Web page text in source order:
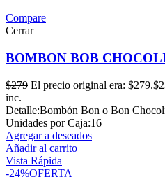
Compare
Cerrar
BOMBON BOB
$279 El precio original era: $279.$
inc.
Detalle:Bombón Bon o Bon
Unidades por Caja:16
Agregar a deseados
Añadir al carrito
Vista Rápida
-24%OFERTA